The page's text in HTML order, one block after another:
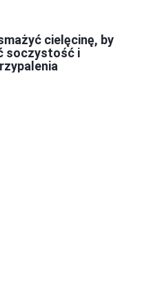
cielęcinę, by
soczystość i